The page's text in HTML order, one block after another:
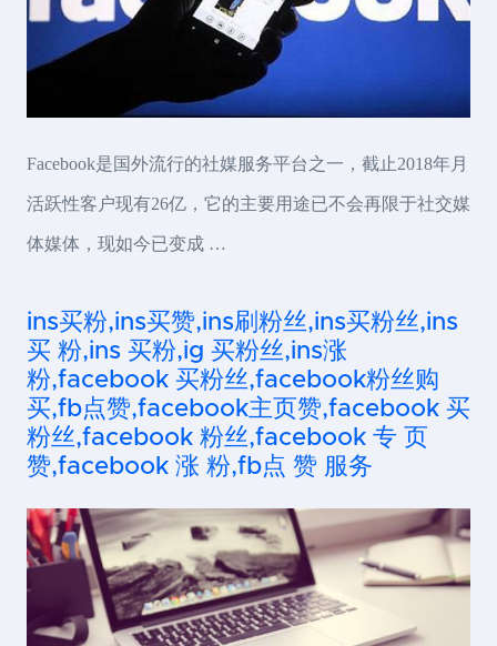
Facebook是国外流行的社媒服务平台之一，截止2018年月
活跃性客户现有26亿，它的主要用途已不会再限于社交媒
体媒体，现如今已变成 …
ins买粉,ins买赞,ins刷粉丝,ins买粉丝,ins
买 粉,ins 买粉,ig 买粉丝,ins涨
粉,facebook 买粉丝,facebook粉丝购
买,fb点赞,facebook主页赞,facebook 买
粉丝,facebook 粉丝,facebook 专 页
赞,facebook 涨 粉,fb点 赞 服务